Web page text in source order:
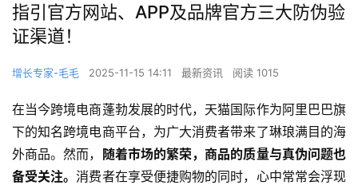
指引官方网站、APP及品牌官方三大防伪验
证渠道！
增长专家-毛毛 2025-11-15 14:11 最新资讯 阅读 1015
在当今跨境电商蓬勃发展的时代，天猫国际作为阿里巴巴旗
下的知名跨境电商平台，为广大消费者带来了琳琅满目的海
外商品。然而，
随着市场的繁荣，商品的质量与真伪问题也
备受关注。消费者在享受便捷购物的同时，心中常常会浮现